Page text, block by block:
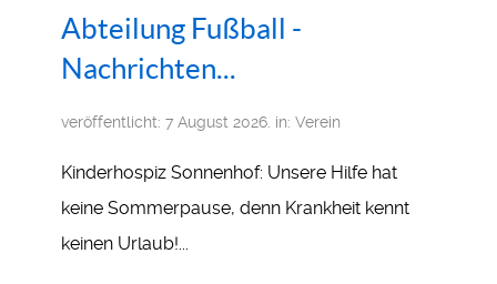
Abteilung Fußball -
Nachrichten...
veröffentlicht: 7 August 2026. in: Verein
Kinderhospiz Sonnenhof: Unsere Hilfe hat
keine Sommerpause, denn Krankheit kennt
keinen Urlaub!...